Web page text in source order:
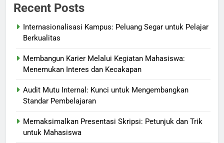
Recent Posts
Internasionalisasi Kampus: Peluang Segar untuk Pelajar
Berkualitas
Membangun Karier Melalui Kegiatan Mahasiswa:
Menemukan Interes dan Kecakapan
Audit Mutu Internal: Kunci untuk Mengembangkan
Standar Pembelajaran
Memaksimalkan Presentasi Skripsi: Petunjuk dan Trik
untuk Mahasiswa